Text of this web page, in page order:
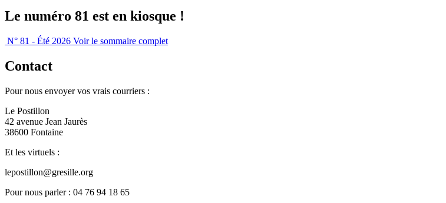
Le numéro 81 est en kiosque !
N° 81 - Été 2026 Voir le sommaire complet
Contact
Pour nous envoyer vos vrais courriers :
Le Postillon
42 avenue Jean Jaurès
38600 Fontaine
Et les virtuels :
lepostillon@gresille.org
Pour nous parler : 04 76 94 18 65